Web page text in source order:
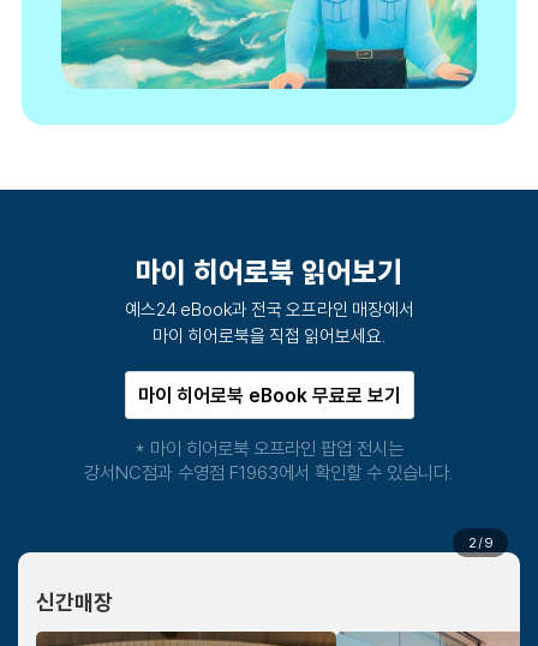
마이 히어로북 읽어보기
예스24 eBook과 전국 오프라인 매장에서
마이 히어로북을 직접 읽어보세요.
마이 히어로북 eBook 무료로 보기
* 마이 히어로북 오프라인 팝업 전시는
강서NC점과 수영점 F1963에서 확인할 수 있습니다.
2/9
신간매장